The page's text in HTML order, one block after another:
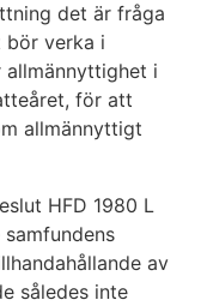
det är fråga
bör verka i
i
för att
allmännyttigt
HFD 1980 L
av
således inte